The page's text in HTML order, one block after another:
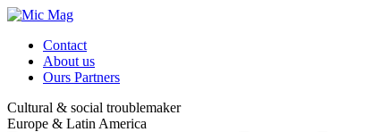
Contact
About us
Ours Partners
Cultural & social troublemaker
Europe & Latin America